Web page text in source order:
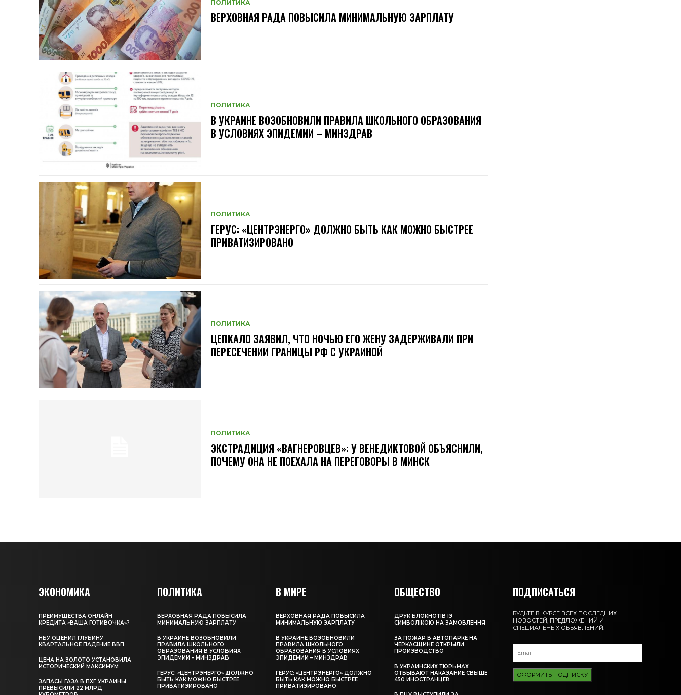
ПОЛИТИКА
ВЕРХОВНАЯ РАДА ПОВЫСИЛА МИНИМАЛЬНУЮ ЗАРПЛАТУ
ПОЛИТИКА
В УКРАИНЕ ВОЗОБНОВИЛИ ПРАВИЛА ШКОЛЬНОГО ОБРАЗОВАНИЯ
В УСЛОВИЯХ ЭПИДЕМИИ – МИНЗДРАВ
ПОЛИТИКА
ГЕРУС: «ЦЕНТРЭНЕРГО» ДОЛЖНО БЫТЬ КАК МОЖНО БЫСТРЕЕ
ПРИВАТИЗИРОВАНО
ПОЛИТИКА
ЦЕПКАЛО ЗАЯВИЛ, ЧТО НОЧЬЮ ЕГО ЖЕНУ ЗАДЕРЖИВАЛИ ПРИ
ПЕРЕСЕЧЕНИИ ГРАНИЦЫ РФ С УКРАИНОЙ
ПОЛИТИКА
ЭКСТРАДИЦИЯ «ВАГНЕРОВЦЕВ»: У ВЕНЕДИКТОВОЙ ОБЪЯСНИЛИ,
ПОЧЕМУ ОНА НЕ ПОЕХАЛА НА ПЕРЕГОВОРЫ В МИНСК
ЭКОНОМИКА
ПРЕИМУЩЕСТВА ОНЛАЙН
КРЕДИТА «ВАША ГОТИВОЧКА»?
НБУ ОЦЕНИЛ ГЛУБИНУ
КВАРТАЛЬНОЕ ПАДЕНИЕ ВВП
ЦЕНА НА ЗОЛОТО УСТАНОВИЛА
ИСТОРИЧЕСКИЙ МАКСИМУМ
ЗАПАСЫ ГАЗА В ПХГ УКРАИНЫ
ПРЕВЫСИЛИ 22 МЛРД
ПОЛИТИКА
ВЕРХОВНАЯ РАДА ПОВЫСИЛА
МИНИМАЛЬНУЮ ЗАРПЛАТУ
В УКРАИНЕ ВОЗОБНОВИЛИ
ПРАВИЛА ШКОЛЬНОГО
ОБРАЗОВАНИЯ В УСЛОВИЯХ
ЭПИДЕМИИ – МИНЗДРАВ
ГЕРУС: «ЦЕНТРЭНЕРГО» ДОЛЖНО
БЫТЬ КАК МОЖНО БЫСТРЕЕ
ПРИВАТИЗИРОВАНО
В МИРЕ
ВЕРХОВНАЯ РАДА ПОВЫСИЛА
МИНИМАЛЬНУЮ ЗАРПЛАТУ
В УКРАИНЕ ВОЗОБНОВИЛИ
ПРАВИЛА ШКОЛЬНОГО
ОБРАЗОВАНИЯ В УСЛОВИЯХ
ЭПИДЕМИИ – МИНЗДРАВ
ГЕРУС: «ЦЕНТРЭНЕРГО» ДОЛЖНО
БЫТЬ КАК МОЖНО БЫСТРЕЕ
ПРИВАТИЗИРОВАНО
ОБЩЕСТВО
ДРУК БЛОКНОТІВ ІЗ
СИМВОЛІКОЮ НА ЗАМОВЛЕННЯ
ЗА ПОЖАР В АВТОПАРКЕ НА
ЧЕРКАСЩИНЕ ОТКРЫЛИ
ПРОИЗВОДСТВО
В УКРАИНСКИХ ТЮРЬМАХ
ОТБЫВАЮТ НАКАЗАНИЕ СВЫШЕ
450 ИНОСТРАНЦЕВ
ПОДПИСАТЬСЯ
БУДЬТЕ В КУРСЕ ВСЕХ ПОСЛЕДНИХ
НОВОСТЕЙ, ПРЕДЛОЖЕНИЙ И
СПЕЦИАЛЬНЫХ ОБЪЯВЛЕНИЙ.
ОФОРМИТЬ ПОДПИСКУ